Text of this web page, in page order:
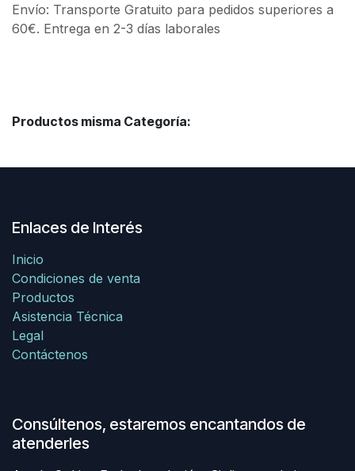
Envío: Transporte Gratuito para pedidos superiores a
60€. Entrega en 2-3 días laborales
Productos misma Categoría:
Enlaces de Interés
Inicio
Condiciones de venta
Productos
Asistencia Técnica
Legal
Contáctenos
Consúltenos, estaremos encantandos de
atenderles